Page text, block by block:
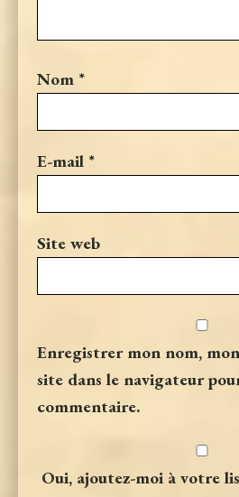
Nom *
E-mail *
Site web
Enregistrer mon nom,
site dans le navigateur
commentaire.
Oui, ajoutez-moi à votre